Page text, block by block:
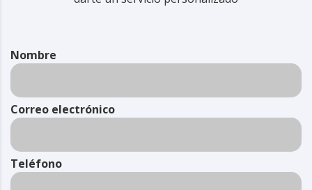
Nombre
Correo electrónico
Teléfono